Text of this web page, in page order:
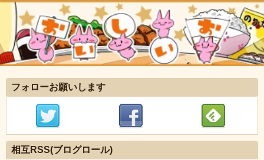
フォローお願いします
相互RSS(ブログロール)